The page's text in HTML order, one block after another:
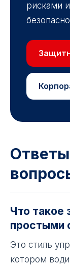
рисками
Что такое
простыми
Это стиль
котором